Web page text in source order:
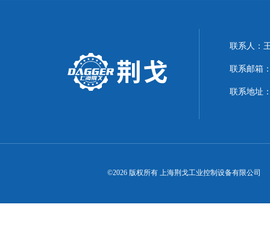
联系人：
联系邮箱
联系地址
©2026 版权所有 上海荆戈工业控制设备有限公司